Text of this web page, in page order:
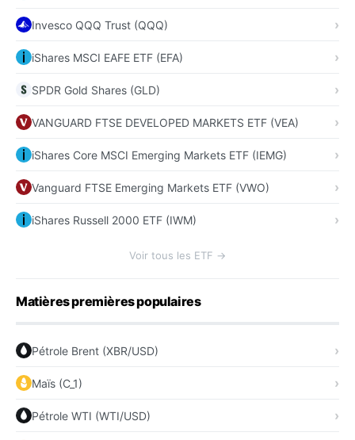
Invesco QQQ Trust (QQQ)
iShares MSCI EAFE ETF (EFA)
SPDR Gold Shares (GLD)
VANGUARD FTSE DEVELOPED MARKETS ETF (VEA)
iShares Core MSCI Emerging Markets ETF (IEMG)
Vanguard FTSE Emerging Markets ETF (VWO)
iShares Russell 2000 ETF (IWM)
Voir tous les ETF →
Matières premières populaires
Pétrole Brent (XBR/USD)
Maïs (C_1)
Pétrole WTI (WTI/USD)